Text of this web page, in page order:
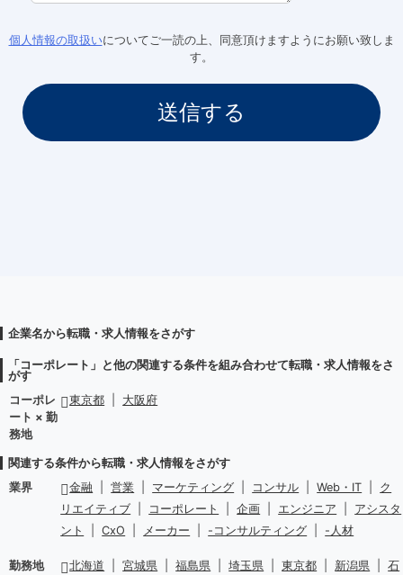
個人情報の取扱いについてご一読の上、同意頂けますようにお願い致しま
す。
企業名から転職・求人情報をさがす
「コーポレート」と他の関連する条件を組み合わせて転職・求人情報をさ
がす
コーポレ
ート × 勤
務地
東京都 大阪府
関連する条件から転職・求人情報をさがす
業界
金融 営業 マーケティング コンサル Web・IT
ク
リエイティブ
コーポレート 企画 エンジニア
アシスタ
ント
CxO メーカー -コンサルティング -人材
勤務地 北海道 宮城県 福島県 埼玉県 東京都 新潟県 石